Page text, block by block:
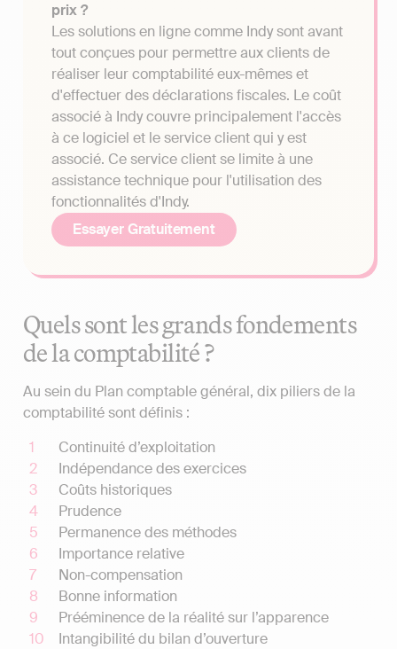
prix ?
Les solutions en ligne comme Indy sont avant
tout conçues pour permettre aux clients de
réaliser leur comptabilité eux-mêmes et
d'effectuer des déclarations fiscales. Le coût
associé à Indy couvre principalement l'accès
à ce logiciel et le service client qui y est
associé. Ce service client se limite à une
assistance technique pour l'utilisation des
fonctionnalités d'Indy.
Essayer Gratuitement
Quels sont les grands fondements
de la comptabilité ?
Au sein du Plan comptable général, dix piliers de la
comptabilité sont définis :
Continuité d’exploitation
Indépendance des exercices
Coûts historiques
Prudence
Permanence des méthodes
Importance relative
Non-compensation
Bonne information
Prééminence de la réalité sur l’apparence
Intangibilité du bilan d’ouverture